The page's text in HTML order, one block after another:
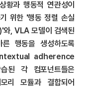
황과 행동적 연관성이
위한 '행동 정렬 손실
, VLA 모델이 검색된
행동을 생성하도록
adherence
된 각 컴포넌트들은
리 모듈과 결합되어